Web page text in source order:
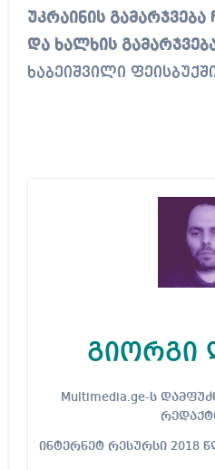
უკრაინის გამარჯვება
და ხალხის
ხაბეიშვილი
გიორგი
Multimedia.ge-ს დამფუძნებელი და მთავარი
ინტერნეტ რესურსი 2018